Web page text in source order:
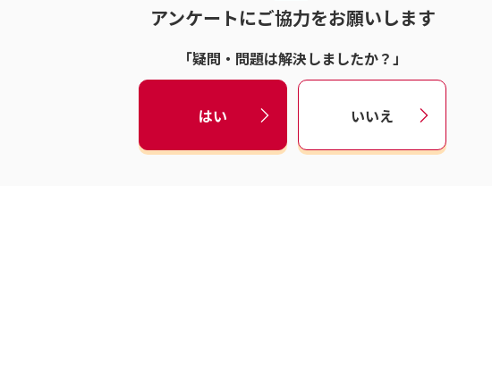
アンケートにご協力をお願いします
「疑問・問題は解決しましたか？」
はい いいえ